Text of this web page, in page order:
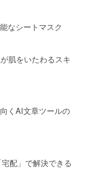
なシートマスク
肌をいたわるスキ
くAI文章ツールの
配」で解決できる